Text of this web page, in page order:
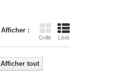
Afficher :
Grille Liste
Afficher tout